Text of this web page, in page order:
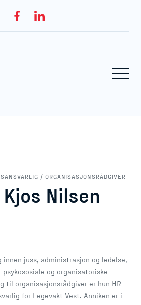
/ ORGANISASJONSRÅDGIVER
Nilsen
innen juss, administrasjon og ledelse,
og organisatoriske
til organisasjonsrådgiver er hun HR
for Legevakt Vest. Anniken er i